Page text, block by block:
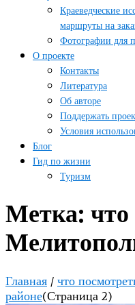
Краеведческие
маршруты на
Фотографии для
О проекте
Контакты
Литература
Об авторе
Поддержать
Условия
Блог
Гид по жизни
Туризм
Метка:
Главная / что
районе(Страница 2)